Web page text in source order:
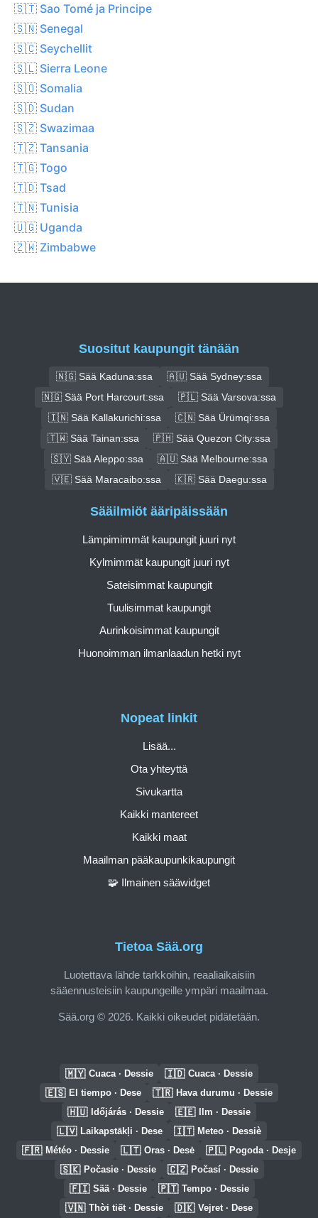
🇸🇹 Sao Tomé ja Principe
🇸🇳 Senegal
🇸🇨 Seychellit
🇸🇱 Sierra Leone
🇸🇴 Somalia
🇸🇩 Sudan
🇸🇿 Swazimaa
🇹🇿 Tansania
🇹🇬 Togo
🇹🇩 Tsad
🇹🇳 Tunisia
🇺🇬 Uganda
🇿🇼 Zimbabwe
Suositut kaupungit tänään
🇳🇬 Sää Kaduna:ssa
🇦🇺 Sää Sydney:ssa
🇳🇬 Sää Port Harcourt:ssa
🇵🇱 Sää Varsova:ssa
🇮🇳 Sää Kallakurichi:ssa
🇨🇳 Sää Ürümqi:ssa
🇹🇼 Sää Tainan:ssa
🇵🇭 Sää Quezon City:ssa
🇸🇾 Sää Aleppo:ssa
🇦🇺 Sää Melbourne:ssa
🇻🇪 Sää Maracaibo:ssa
🇰🇷 Sää Daegu:ssa
Tietoa Sää.org
Luotettava lähde tarkkoihin, reaaliaikaisiin
sääennusteisiin kaupungeille ympäri maailmaa.
Sää.org © 2026. Kaikki oikeudet pidätetään.
Nopeat linkit
Lisää...
Ota yhteyttä
Sivukartta
Kaikki mantereet
Kaikki maat
Maailman pääkaupunkikaupungit
🧩 Ilmainen sääwidget
Sääilmiöt ääripäissään
Lämpimimmät kaupungit juuri nyt
Kylmimmät kaupungit juuri nyt
Sateisimmat kaupungit
Tuulisimmat kaupungit
Aurinkoisimmat kaupungit
Huonoimman ilmanlaadun hetki nyt
🇲🇾 Cuaca · Dessie 🇮🇩 Cuaca · Dessie
🇪🇸 El tiempo · Dese 🇹🇷 Hava durumu · Dessie
🇭🇺 Időjárás · Dessie 🇪🇪 Ilm · Dessie
🇱🇻 Laikapstākļi · Dese 🇮🇹 Meteo · Dessiè
🇫🇷 Météo · Dessie 🇱🇹 Oras · Desė 🇵🇱 Pogoda · Desje
🇸🇰 Počasie · Dessie 🇨🇿 Počasí · Dessie
🇫🇮 Sää · Dessie 🇵🇹 Tempo · Dessie
🇻🇳 Thời tiết · Dessie 🇩🇰 Vejret · Dese